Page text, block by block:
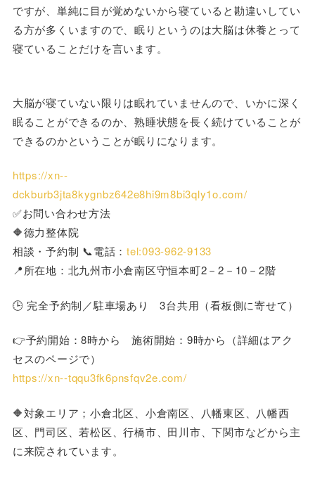
ですが、単純に目が覚めないから寝ていると勘違いしてい
る方が多くいますので、眠りというのは大脳は休養とって
寝ていることだけを言います。
大脳が寝ていない限りは眠れていませんので、いかに深く
眠ることができるのか、熟睡状態を長く続けていることが
できるのかということが眠りになります。
https://xn--
dckburb3jta8kygnbz642e8hi9m8bi3qly1o.com/
✅お問い合わせ方法
🔶徳力整体院
相談・予約制 📞電話：tel:093-962-9133
📍所在地：北九州市小倉南区守恒本町2－2－10－2階
🕒 完全予約制／駐車場あり 3台共用（看板側に寄せて）
👉予約開始：8時から 施術開始：9時から（詳細はアク
セスのページで）
https://xn--tqqu3fk6pnsfqv2e.com/
🔶対象エリア；小倉北区、小倉南区、八幡東区、八幡西
区、門司区、若松区、行橋市、田川市、下関市などから主
に来院されています。